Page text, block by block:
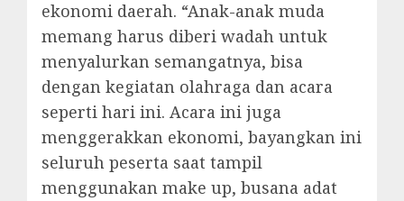
ekonomi daerah. “Anak-anak muda
memang harus diberi wadah untuk
menyalurkan semangatnya, bisa
dengan kegiatan olahraga dan acara
seperti hari ini. Acara ini juga
menggerakkan ekonomi, bayangkan ini
seluruh peserta saat tampil
menggunakan make up, busana adat